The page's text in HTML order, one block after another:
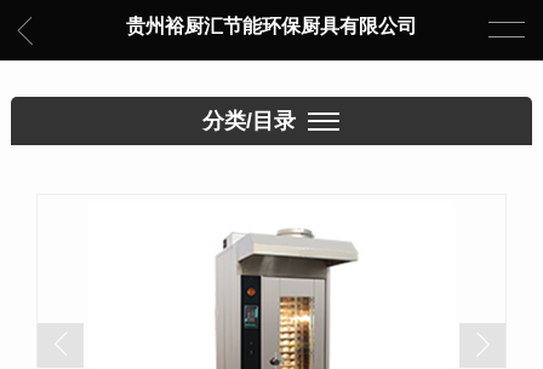
贵州裕厨汇节能环保厨具有限公司
分类/目录